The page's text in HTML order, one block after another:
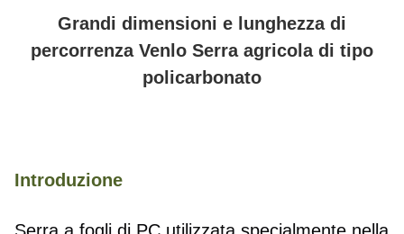
Grandi dimensioni e lunghezza di
percorrenza Venlo Serra agricola di tipo
policarbonato
Introduzione